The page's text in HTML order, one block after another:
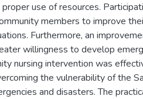
use of resources.
members to improve
Furthermore, an
willingness to develop
nursing intervention was
the vulnerability of the
and disasters. The